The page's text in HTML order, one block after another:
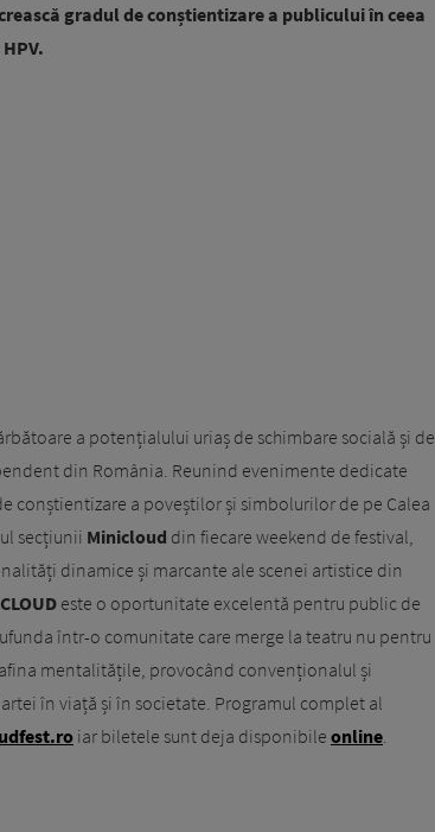
gradul de conștientizare a publicului în ceea
a potențialului uriaș de schimbare socială și de
din România. Reunind evenimente dedicate
conștientizare a poveștilor și simbolurilor de pe Calea
secțiunii Minicloud din fiecare weekend de festival,
dinamice și marcante ale scenei artistice din
este o oportunitate excelentă pentru public de
într-o comunitate care merge la teatru nu pentru
mentalitățile, provocând convenționalul și
în viață și în societate. Programul complet al
iar biletele sunt deja disponibile online.